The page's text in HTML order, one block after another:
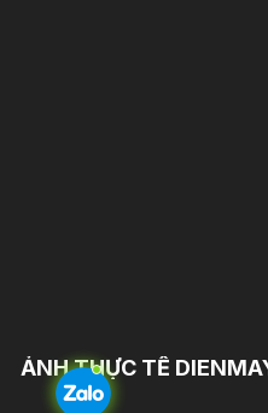
ẢNH THỰC TẾ